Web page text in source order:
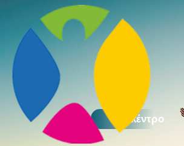
περιεχόμενο
Το κέντρο